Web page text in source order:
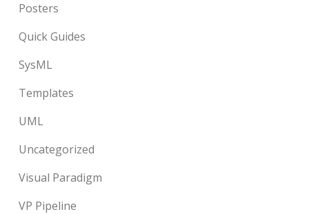
Posters
Quick Guides
SysML
Templates
UML
Uncategorized
Visual Paradigm
VP Pipeline